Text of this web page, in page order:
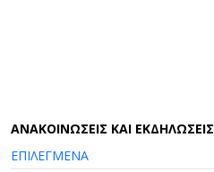
AΝΑΚΟΙΝΩΣΕΙΣ ΚΑΙ ΕΚΔΗΛΩΣΕΙΣ
ΕΠΙΛΕΓΜΕΝΑ